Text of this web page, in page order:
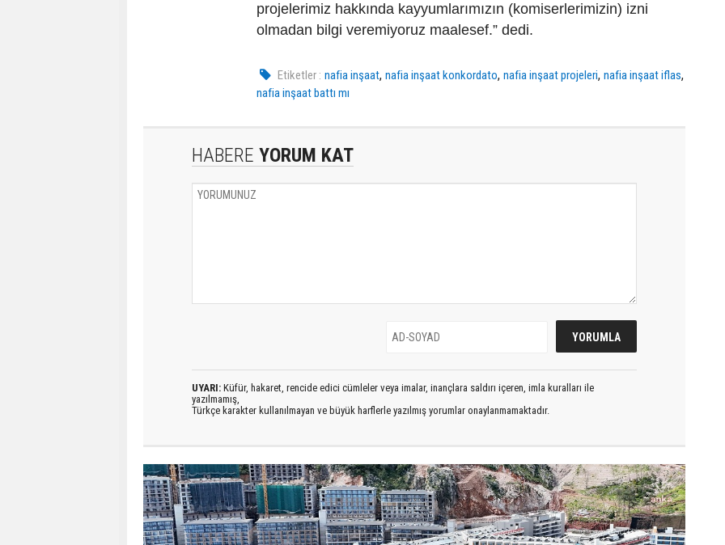
projelerimiz hakkında kayyumlarımızın (komiserlerimizin) izni
olmadan bilgi veremiyoruz maalesef.” dedi.
Etiketler : nafia inşaat,nafia inşaat konkordato,nafia inşaat projeleri,nafia inşaat iflas,
nafia inşaat battı mı
HABERE YORUM KAT
UYARI: Küfür, hakaret, rencide edici cümleler veya imalar, inançlara saldırı içeren, imla kuralları ile
yazılmamış,
Türkçe karakter kullanılmayan ve büyük harflerle yazılmış yorumlar onaylanmamaktadır.